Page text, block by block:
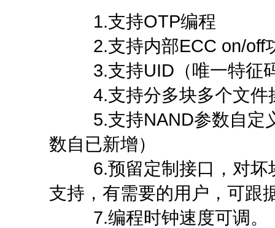
1.支持OTP编程
2.支持内部ECC on/off
3.支持UID（唯一特征
4.支持分多块多个文件
5.支持NAND参数自定义
数自已新增）
6.预留定制接口，对坏
支持，有需要的用户，可跟
7.编程时钟速度可调。